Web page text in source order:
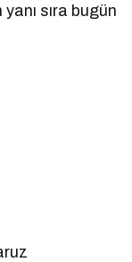
sıra bugün